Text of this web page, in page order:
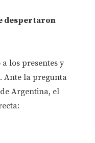
despertaron
los presentes y
Ante la pregunta
Argentina, el